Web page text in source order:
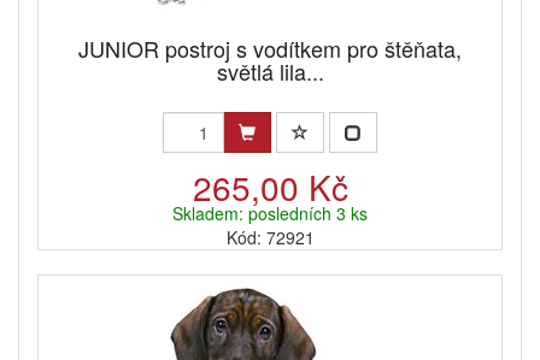
JUNIOR postroj s vodítkem pro štěňata,
světlá lila...
265,00 Kč
Skladem: posledních 3 ks
Kód: 72921